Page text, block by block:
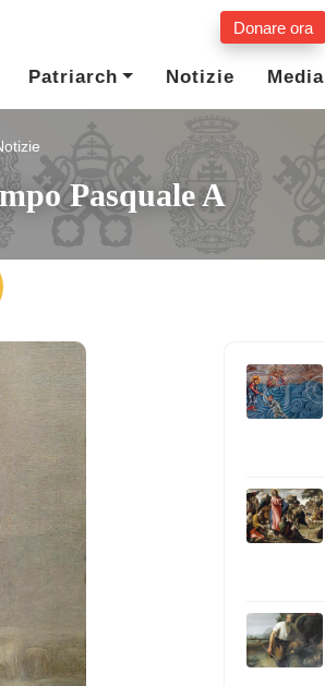
Donare ora
Patriarch Notizie Media
Pasquale A